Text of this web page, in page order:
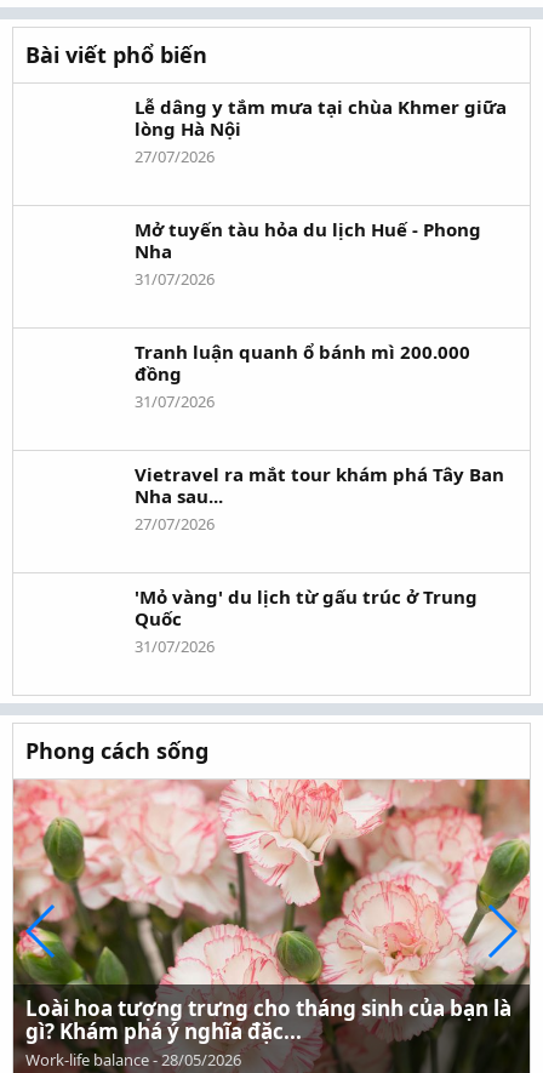
Bài viết phổ biến
Lễ dâng y tắm mưa tại chùa Khmer giữa
lòng Hà Nội
27/07/2026
Mở tuyến tàu hỏa du lịch Huế - Phong
Nha
31/07/2026
Tranh luận quanh ổ bánh mì 200.000
đồng
31/07/2026
Vietravel ra mắt tour khám phá Tây Ban
Nha sau...
27/07/2026
'Mỏ vàng' du lịch từ gấu trúc ở Trung
Quốc
31/07/2026
Phong cách sống
Loài hoa tượng trưng cho tháng sinh của bạn là
gì? Khám phá ý nghĩa đặc...
Work-life balance-28/05/2026